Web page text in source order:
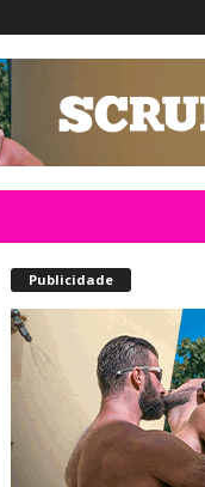
Publicidade